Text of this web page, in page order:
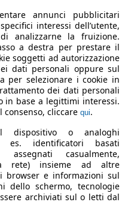
(115 PS)
annunci pubblicitari
interessi dell’utente,
analizzarne la fruizione.
a destra per prestare il
soggetti ad autorizzazione
dati personali oppure sul
per selezionare i cookie in
dei dati personali
in base a legittimi interessi.
consenso, cliccare qui.
dispositivo o analoghi
es. identificatori basati
assegnati casualmente,
rete) insieme ad altre
browser e informazioni sul
dello schermo, tecnologie
archiviati sul o letti dal